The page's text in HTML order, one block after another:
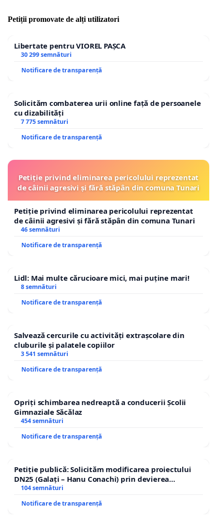
Petiții promovate de alți utilizatori
Libertate pentru VIOREL PAȘCA
30 299 semnături
Notificare de transparență
Solicităm combaterea urii online față de persoanele
cu dizabilități
7 775 semnături
Notificare de transparență
Petiție privind eliminarea pericolului reprezentat
de câinii agresivi și fără stăpân din comuna Tunari
Petiție privind eliminarea pericolului reprezentat
de câinii agresivi și fără stăpân din comuna Tunari
46 semnături
Notificare de transparență
Lidl: Mai multe cărucioare mici, mai puține mari!
8 semnături
Notificare de transparență
Salvează cercurile cu activități extrașcolare din
cluburile și palatele copiilor
3 541 semnături
Notificare de transparență
Opriți schimbarea nedreaptă a conducerii Școlii
Gimnaziale Săcălaz
454 semnături
Notificare de transparență
Petiție publică: Solicităm modificarea proiectului
DN25 (Galați – Hanu Conachi) prin devierea
traseului în afara localităților!
104 semnături
Notificare de transparență